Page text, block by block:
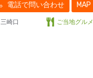
電話で問い合わせ MAP
三崎口 ご当地グルメ